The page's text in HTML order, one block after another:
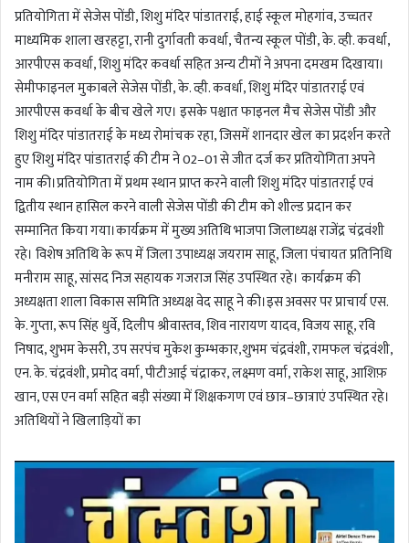
प्रतियोगिता में सेजेस पोंडी, शिशु मंदिर पांडातराई, हाई स्कूल मोहगांव, उच्चतर
माध्यमिक शाला खरहट्टा, रानी दुर्गावती कवर्धा, चैतन्य स्कूल पोंडी, के. व्ही. कवर्धा,
आरपीएस कवर्धा, शिशु मंदिर कवर्धा सहित अन्य टीमों ने अपना दमखम दिखाया।
सेमीफाइनल मुकाबले सेजेस पोंडी, के. व्ही. कवर्धा, शिशु मंदिर पांडातराई एवं
आरपीएस कवर्धा के बीच खेले गए। इसके पश्चात फाइनल मैच सेजेस पोंडी और
शिशु मंदिर पांडातराई के मध्य रोमांचक रहा, जिसमें शानदार खेल का प्रदर्शन करते
हुए शिशु मंदिर पांडातराई की टीम ने 02–01 से जीत दर्ज कर प्रतियोगिता अपने
नाम की।प्रतियोगिता में प्रथम स्थान प्राप्त करने वाली शिशु मंदिर पांडातराई एवं
द्वितीय स्थान हासिल करने वाली सेजेस पोंडी की टीम को शील्ड प्रदान कर
सम्मानित किया गया।कार्यक्रम में मुख्य अतिथि भाजपा जिलाध्यक्ष राजेंद्र चंद्रवंशी
रहे। विशेष अतिथि के रूप में जिला उपाध्यक्ष जयराम साहू, जिला पंचायत प्रतिनिधि
मनीराम साहू, सांसद निज सहायक गजराज सिंह उपस्थित रहे। कार्यक्रम की
अध्यक्षता शाला विकास समिति अध्यक्ष वेद साहू ने की।इस अवसर पर प्राचार्य एस.
के. गुप्ता, रूप सिंह धुर्वे, दिलीप श्रीवास्तव, शिव नारायण यादव, विजय साहू, रवि
निषाद, शुभम केसरी, उप सरपंच मुकेश कुम्भकार,शुभम चंद्रवंशी, रामफल चंद्रवंशी,
एन. के. चंद्रवंशी, प्रमोद वर्मा, पीटीआई चंद्राकर, लक्ष्मण वर्मा, राकेश साहू, आशिफ़
खान, एस एन वर्मा सहित बड़ी संख्या में शिक्षकगण एवं छात्र–छात्राएं उपस्थित रहे।
अतिथियों ने खिलाड़ियों का